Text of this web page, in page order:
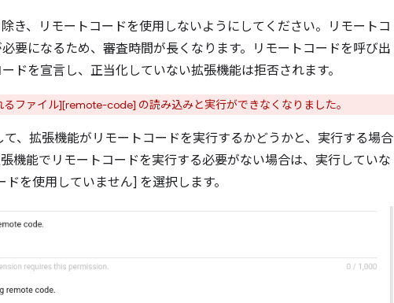
き、リモートコードを使用しないようにしてください。リモートコ
要になるため、審査時間が長くなります。リモートコードを呼び出
ドを宣言し、正当化していない拡張機能は拒否されます。
ファイル][remote-code] の読み込みと実行ができなくなりました。
、拡張機能がリモートコードを実行するかどうかと、実行する場合
機能でリモートコードを実行する必要がない場合は、実行していな
を使用していません] を選択します。